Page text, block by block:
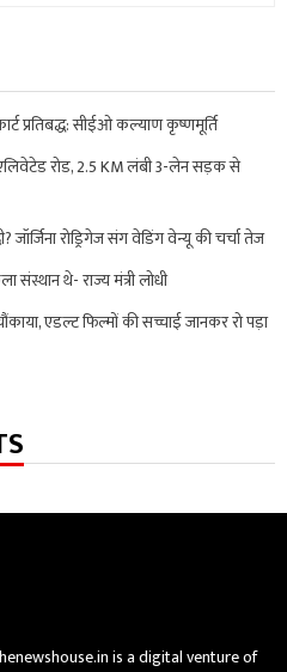
प्रतिबद्ध: सीईओ कल्याण कृष्णमूर्ति
रोड, 2.5 KM लंबी 3-लेन सड़क से
जॉर्जिना रोड्रिगेज संग वेडिंग वेन्यू की चर्चा तेज
थे- राज्य मंत्री लोधी
एडल्ट फिल्मों की सच्चाई जानकर रो पड़ा
is a digital venture of